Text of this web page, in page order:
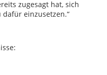
zugesagt hat, sich
einzusetzen.“